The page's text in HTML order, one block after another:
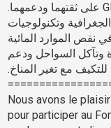
شكرًا لـDeutsche Zusammenarbeit وGIZ على ثقتهما ودعمهما.
وتكنولوجيات
نقص الموارد المائية
وتآكل السواحل ودعم
مع تغير المناخ.
Nous avons le
pour participer au